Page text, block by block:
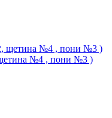
№4 , пони №3 )